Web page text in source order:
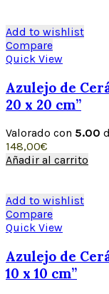
Add to wishlist
Compare
Quick View
Azulejo de
20 x 20 cm”
Valorado con 5.00
148,00€
Añadir al carrito
Add to wishlist
Compare
Quick View
Azulejo de
10 x 10 cm”